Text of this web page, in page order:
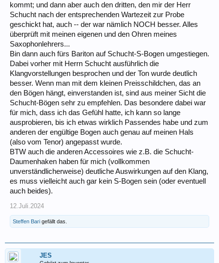
kommt; und dann aber auch den dritten, den mir der Herr
Schucht nach der entsprechenden Wartezeit zur Probe
geschickt hat, auch -- der war nämlich NOCH besser. Alles
überprüft mit meinen eigenen und den Ohren meines
Saxophonlehrers...
Bin dann auch fürs Bariton auf Schucht-S-Bogen umgestiegen.
Dabei vorher mit Herrn Schucht ausführlich die
Klangvorstellungen besprochen und der Ton wurde deutlich
besser. Wenn man mit dem kleinen Preisschildchen, das an
den Bögen hängt, einverstanden ist, sind aus meiner Sicht die
Schucht-Bögen sehr zu empfehlen. Das besondere dabei war
für mich, dass ich das Gefühl hatte, ich kann so lange
ausprobieren, bis ich etwas wirklich Passendes habe und zum
anderen der engültige Bogen auch genau auf meinen Hals
(also vom Tenor) angepasst wurde.
BTW auch die anderen Accessoires wie z.B. die Schucht-
Daumenhaken haben für mich (vollkommen
unverständlicherweise) deutliche Auswirkungen auf den Klang,
es muss vielleicht auch gar kein S-Bogen sein (oder eventuell
auch beides).
12.Juli.2024
Steffen Bari gefällt das.
JES